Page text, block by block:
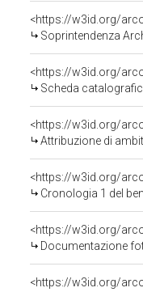
<https://w3id.org/
Soprintendenza
<https://w3id.org/
Scheda
<https://w3id.org/
Attribuzione di
<https://w3id.org/
Cronologia 1 del
Documentazione
<https://w3id.org/